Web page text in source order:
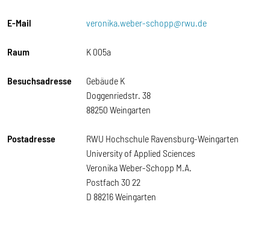
E-Mail veronika.weber-schopp@rwu.de
Raum K 005a
Besuchsadresse
Gebäude K
Doggenriedstr. 38
88250 Weingarten
Postadresse
RWU Hochschule Ravensburg-Weingarten
University of Applied Sciences
Veronika Weber-Schopp M.A.
Postfach 30 22
D 88216 Weingarten